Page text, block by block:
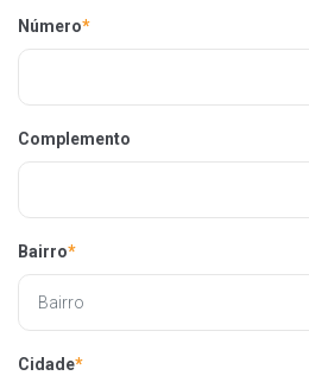
Número*
Complemento
Bairro*
Cidade*